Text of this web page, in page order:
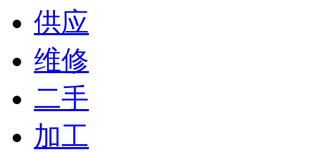
供应
维修
二手
加工